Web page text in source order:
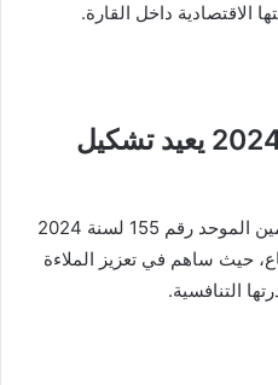
الاقتصادية داخل القارة.
قانون التأمين الموحد 2024 يعيد تشكيل
أوضح رئيس الاتحاد أن قانون التأمين الموحد رقم 155 لسنة 2024
حيث ساهم في تعزيز الملاءة
التنافسية.